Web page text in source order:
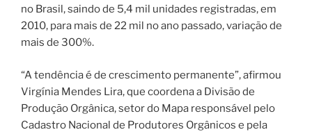
no Brasil, saindo de 5,4 mil unidades registradas, em
2010, para mais de 22 mil no ano passado, variação de
mais de 300%.
“A tendência é de crescimento permanente”, afirmou
Virgínia Mendes Lira, que coordena a Divisão de
Produção Orgânica, setor do Mapa responsável pelo
Cadastro Nacional de Produtores Orgânicos e pela